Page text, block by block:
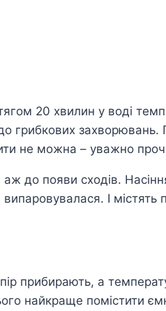
20 хвилин у воді
грибкових
не можна – уважно
до появи сходів.
І містять
прибирають, а
найкраще помістити